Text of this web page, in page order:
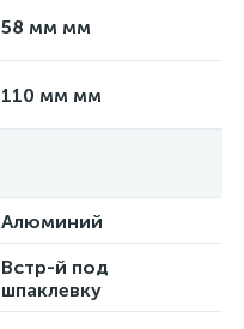
58 мм мм
110 мм мм
Алюминий
Встр-й под
шпаклевку